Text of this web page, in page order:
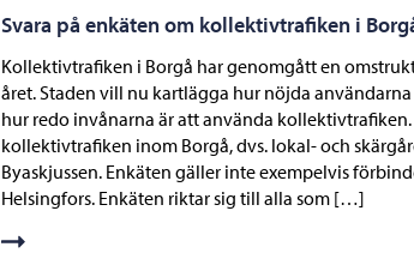
Svara på enkäten om kollektivtrafiken i
Kollektivtrafiken i Borgå har genomgått en
året. Staden vill nu kartlägga hur nöjda
hur redo invånarna är att använda
kollektivtrafiken inom Borgå, dvs. lokal- och
Byaskjussen. Enkäten gäller inte exempelvis
Helsingfors. Enkäten riktar sig till alla som […]